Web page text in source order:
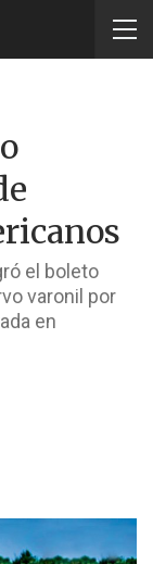
el boleto
varonil por
en